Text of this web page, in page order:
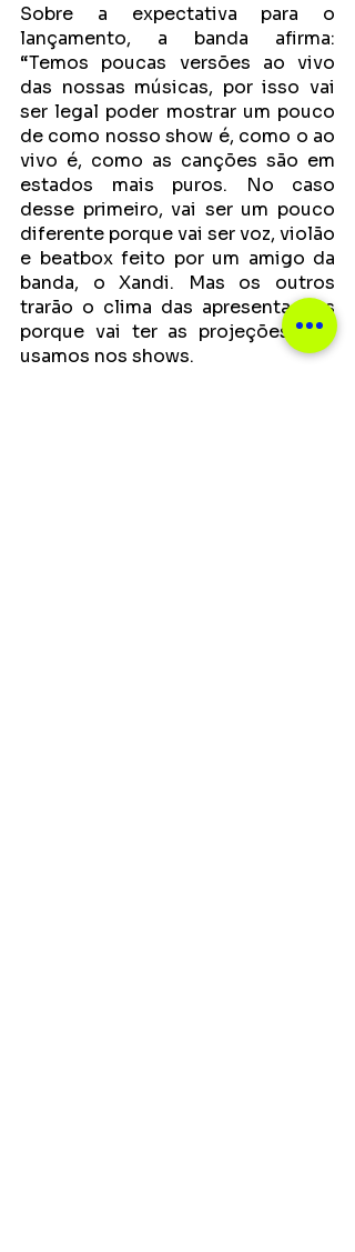
Sobre a expectativa para o
lançamento, a banda afirma:
“Temos poucas versões ao vivo
das nossas músicas, por isso vai
ser legal poder mostrar um pouco
de como nosso show é, como o ao
vivo é, como as canções são em
estados mais puros. No caso
desse primeiro, vai ser um pouco
diferente porque vai ser voz, violão
e beatbox feito por um amigo da
banda, o Xandi. Mas os outros
trarão o clima das apresentações
porque vai ter as projeções que
usamos nos shows.